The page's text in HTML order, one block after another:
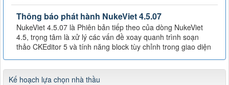
Thông báo phát hành NukeViet 4.5.07
NukeViet 4.5.07 là Phiên bản tiếp theo của dòng NukeViet
4.5, trọng tâm là xử lý các vấn đề xoay quanh trình soạn
thảo CKEditor 5 và tính năng block tùy chỉnh trong giao diện
Kế hoạch lựa chọn nhà thầu